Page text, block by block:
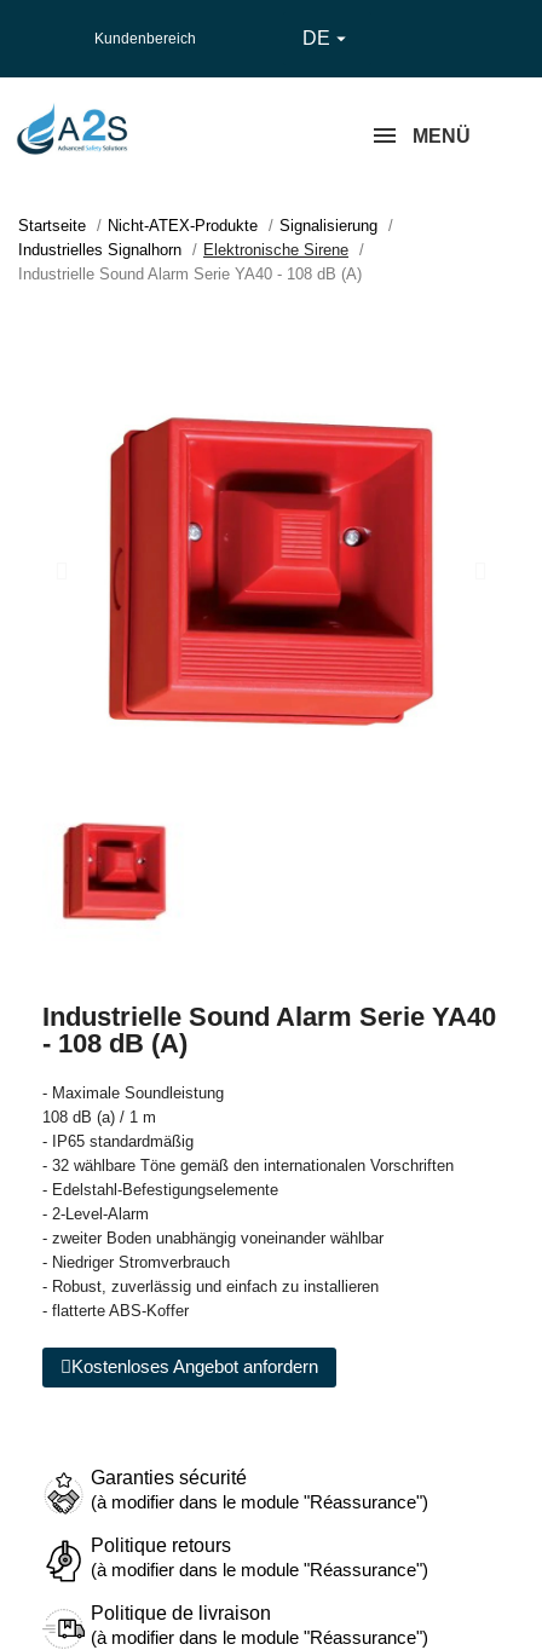
Kundenbereich DE 
MENÜ
Startseite Nicht-ATEX-Produkte
Signalisierung
Industrielles Signalhorn
Elektronische Sirene
Industrielle Sound Alarm Serie YA40 - 108 dB (A)
Industrielle Sound Alarm Serie YA40
- 108 dB (A)
- Maximale Soundleistung
108 dB (a) / 1 m
- IP65 standardmäßig
- 32 wählbare Töne gemäß den internationalen Vorschriften
- Edelstahl-Befestigungselemente
- 2-Level-Alarm
- zweiter Boden unabhängig voneinander wählbar
- Niedriger Stromverbrauch
- Robust, zuverlässig und einfach zu installieren
- flatterte ABS-Koffer
Kostenloses Angebot anfordern
Garanties sécurité
(à modifier dans le module "Réassurance")
Politique retours
(à modifier dans le module "Réassurance")
Politique de livraison
(à modifier dans le module "Réassurance")